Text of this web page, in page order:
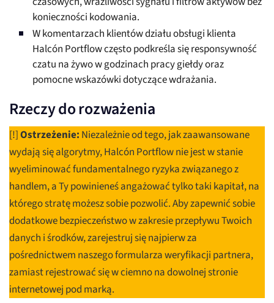
konieczności kodowania.
W komentarzach klientów działu obsługi klienta
Halcón Portflow często podkreśla się responsywność
czatu na żywo w godzinach pracy giełdy oraz
pomocne wskazówki dotyczące wdrażania.
Rzeczy do rozważenia
[!]Ostrzeżenie: Niezależnie od tego, jak zaawansowane
wydają się algorytmy, Halcón Portflow nie jest w stanie
wyeliminować fundamentalnego ryzyka związanego z
handlem, a Ty powinieneś angażować tylko taki kapitał, na
którego stratę możesz sobie pozwolić. Aby zapewnić sobie
dodatkowe bezpieczeństwo w zakresie przepływu Twoich
danych i środków, zarejestruj się najpierw za
pośrednictwem naszego formularza weryfikacji partnera,
zamiast rejestrować się w ciemno na dowolnej stronie
internetowej pod marką.